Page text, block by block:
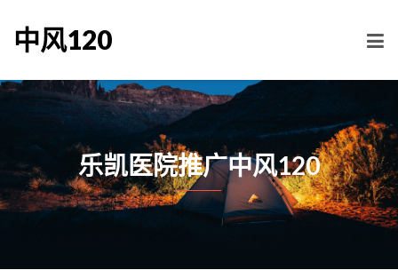
中风120
乐凯医院推广中风120